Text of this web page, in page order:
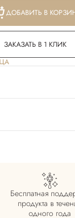
ДОБАВИТЬ В
ЗАКАЗАТЬ В 1 КЛИК
Бесплатная
продукта в
одного года